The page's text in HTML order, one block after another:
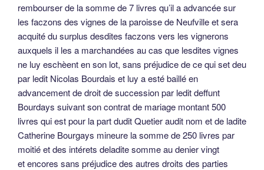
rembourser de la somme de 7 livres qu’il a advancée sur
les faczons des vignes de la paroisse de Neufville et sera
acquité du surplus desdites faczons vers les vignerons
auxquels il les a marchandées au cas que lesdites vignes
ne luy eschèent en son lot, sans préjudice de ce qui set deu
par ledit Nicolas Bourdais et luy a esté baillé en
advancement de droit de succession par ledit deffunt
Bourdays suivant son contrat de mariage montant 500
livres qui est pour la part dudit Quetier audit nom et de ladite
Catherine Bourgays mineure la somme de 250 livres par
moitié et des intérets deladite somme au denier vingt
et encores sans préjudice des autres droits des parties